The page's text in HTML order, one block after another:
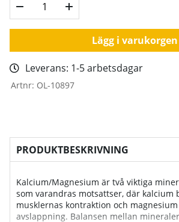
Lägg i varukorgen
Leverans: 1-5 arbetsdagar
Artnr: OL-10897
PRODUKTBESKRIVNING
Kalcium/Magnesium är två viktiga
som varandras motsattser, där kalcium
musklernas kontraktion och
avslappning. Balansen mellan